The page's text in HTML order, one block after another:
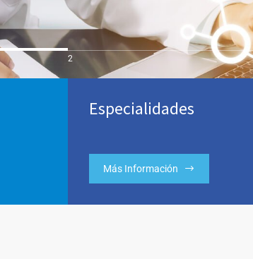
2
Especialidades
Más Información